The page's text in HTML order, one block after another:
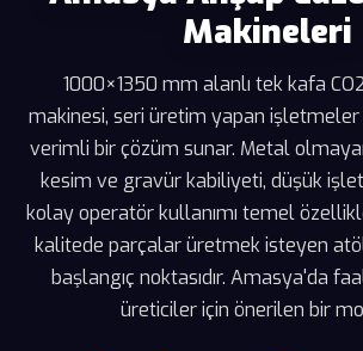
Makineleri
1000×1350 mm alanlı tek kafa
makinesi, seri üretim yapan işletmeler
verimli bir çözüm sunar. Metal
kesim ve gravür kabiliyeti, düşük
kolay operatör kullanımı temel
kalitede parçalar üretmek isteyen
başlangıç noktasıdır. Amasya'da
üreticiler için önerilen bir